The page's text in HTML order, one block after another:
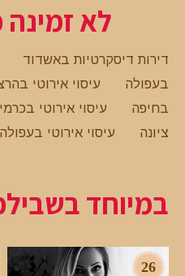
לא
דירות דיסקרטיות באשדוד
בעפולה
עיסוי אירוטי
בחיפה
עיסוי אירוטי
ציונה
עיסוי אירוטי בעפולה
במיוחד
26